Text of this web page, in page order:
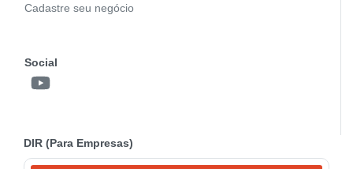
Cadastre seu negócio
Social
DIR (Para Empresas)